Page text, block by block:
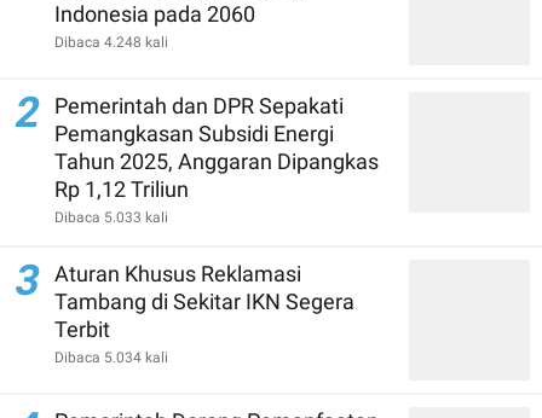
Indonesia pada 2060
Dibaca 4.248 kali
2
Pemerintah dan DPR Sepakati
Pemangkasan Subsidi Energi
Tahun 2025, Anggaran Dipangkas
Rp 1,12 Triliun
Dibaca 5.033 kali
3 Aturan Khusus Reklamasi
Tambang di Sekitar IKN Segera
Terbit
Dibaca 5.034 kali